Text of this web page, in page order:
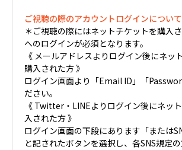
ご視聴の際のアカウントログインについて
＊ご視聴の際にはネットチケットを購入
へのログインが必須となります。
《 メールアドレスよりログイン後にネッ
購入された方 》
ログイン画面より「Email ID」「
ださい。
《 Twitter・LINEよりログイン後にネッ
入された方 》
ログイン画面の下段にあります「または
と記されたボタンを選択し、各SNS規定